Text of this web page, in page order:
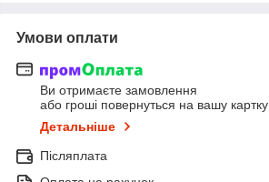
Умови оплати
Ви отримаєте замовлення
або гроші повернуться на вашу картку
Детальніше
Післяплата